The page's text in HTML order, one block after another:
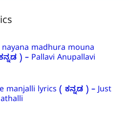
nayana madhura mouna
) – Pallavi Anupallavi
manjalli lyrics ( ಕನ್ನಡ ) – Just